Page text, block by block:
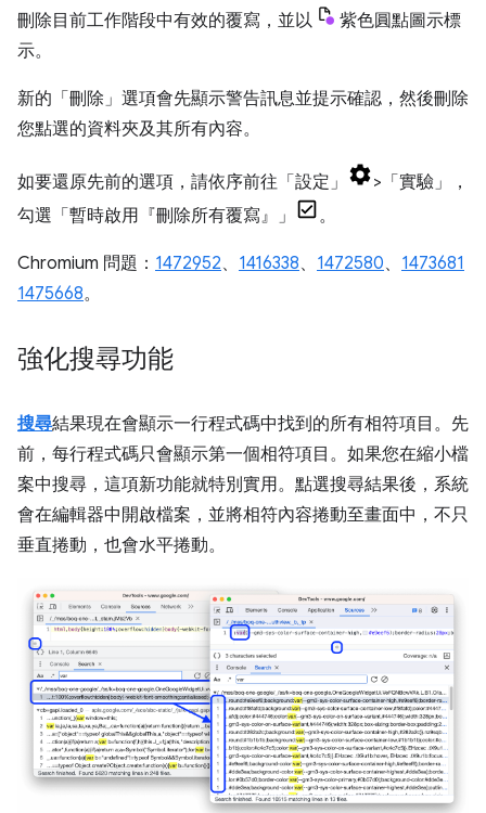
刪除目前工作階段中有效的覆寫，並以
紫色圓點圖示標
示。
新的「刪除」 選項會先顯示警告訊息並提示確認，然後刪除
您點選的資料夾及其所有內容。
如要還原先前的選項，請依序前往「設定」 >「實驗」
，
勾選「暫時啟用『刪除所有覆寫』」
。
Chromium 問題： 1472952、 1416338、 1472580、 1473681
1475668。
強化搜尋功能
搜尋結果現在會顯示一行程式碼中找到的所有相符項目。先
前，每行程式碼只會顯示第一個相符項目。如果您在縮小檔
案中搜尋，這項新功能就特別實用。點選搜尋結果後，系統
會在編輯器中開啟檔案，並將相符內容捲動至畫面中，不只
垂直捲動，也會水平捲動。